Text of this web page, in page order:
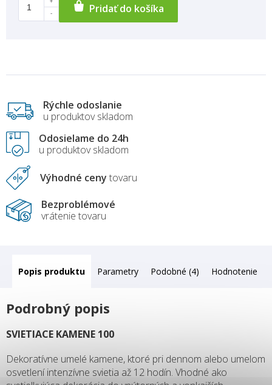
Pridať do košíka
Rýchle odoslanie
u produktov skladom
Odosielame do 24h
u produktov skladom
Výhodné ceny tovaru
Bezproblémové
vrátenie tovaru
Popis Parametry Podobné (4) Hodnotenie
Podrobný popis
SVIETIACE KAMENE 100
Dekoratívne umelé kamene, ktoré pri dennom alebo umelom
osvetlení intenzívne svietia až 12 hodín. Vhodné ako